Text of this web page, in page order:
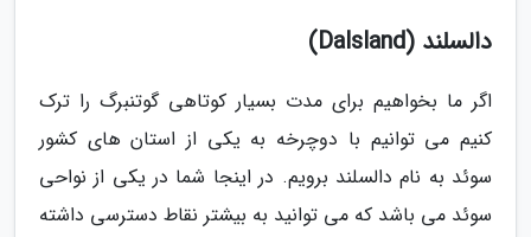
دالسلند (Dalsland)
اگر ما بخواهیم برای مدت بسیار کوتاهی گوتنبرگ را ترک
کنیم می توانیم با دوچرخه به یکی از استان های کشور
سوئد به نام دالسلند برویم. در اینجا شما در یکی از نواحی
سوئد می باشد که می توانید به بیشتر نقاط دسترسی داشته